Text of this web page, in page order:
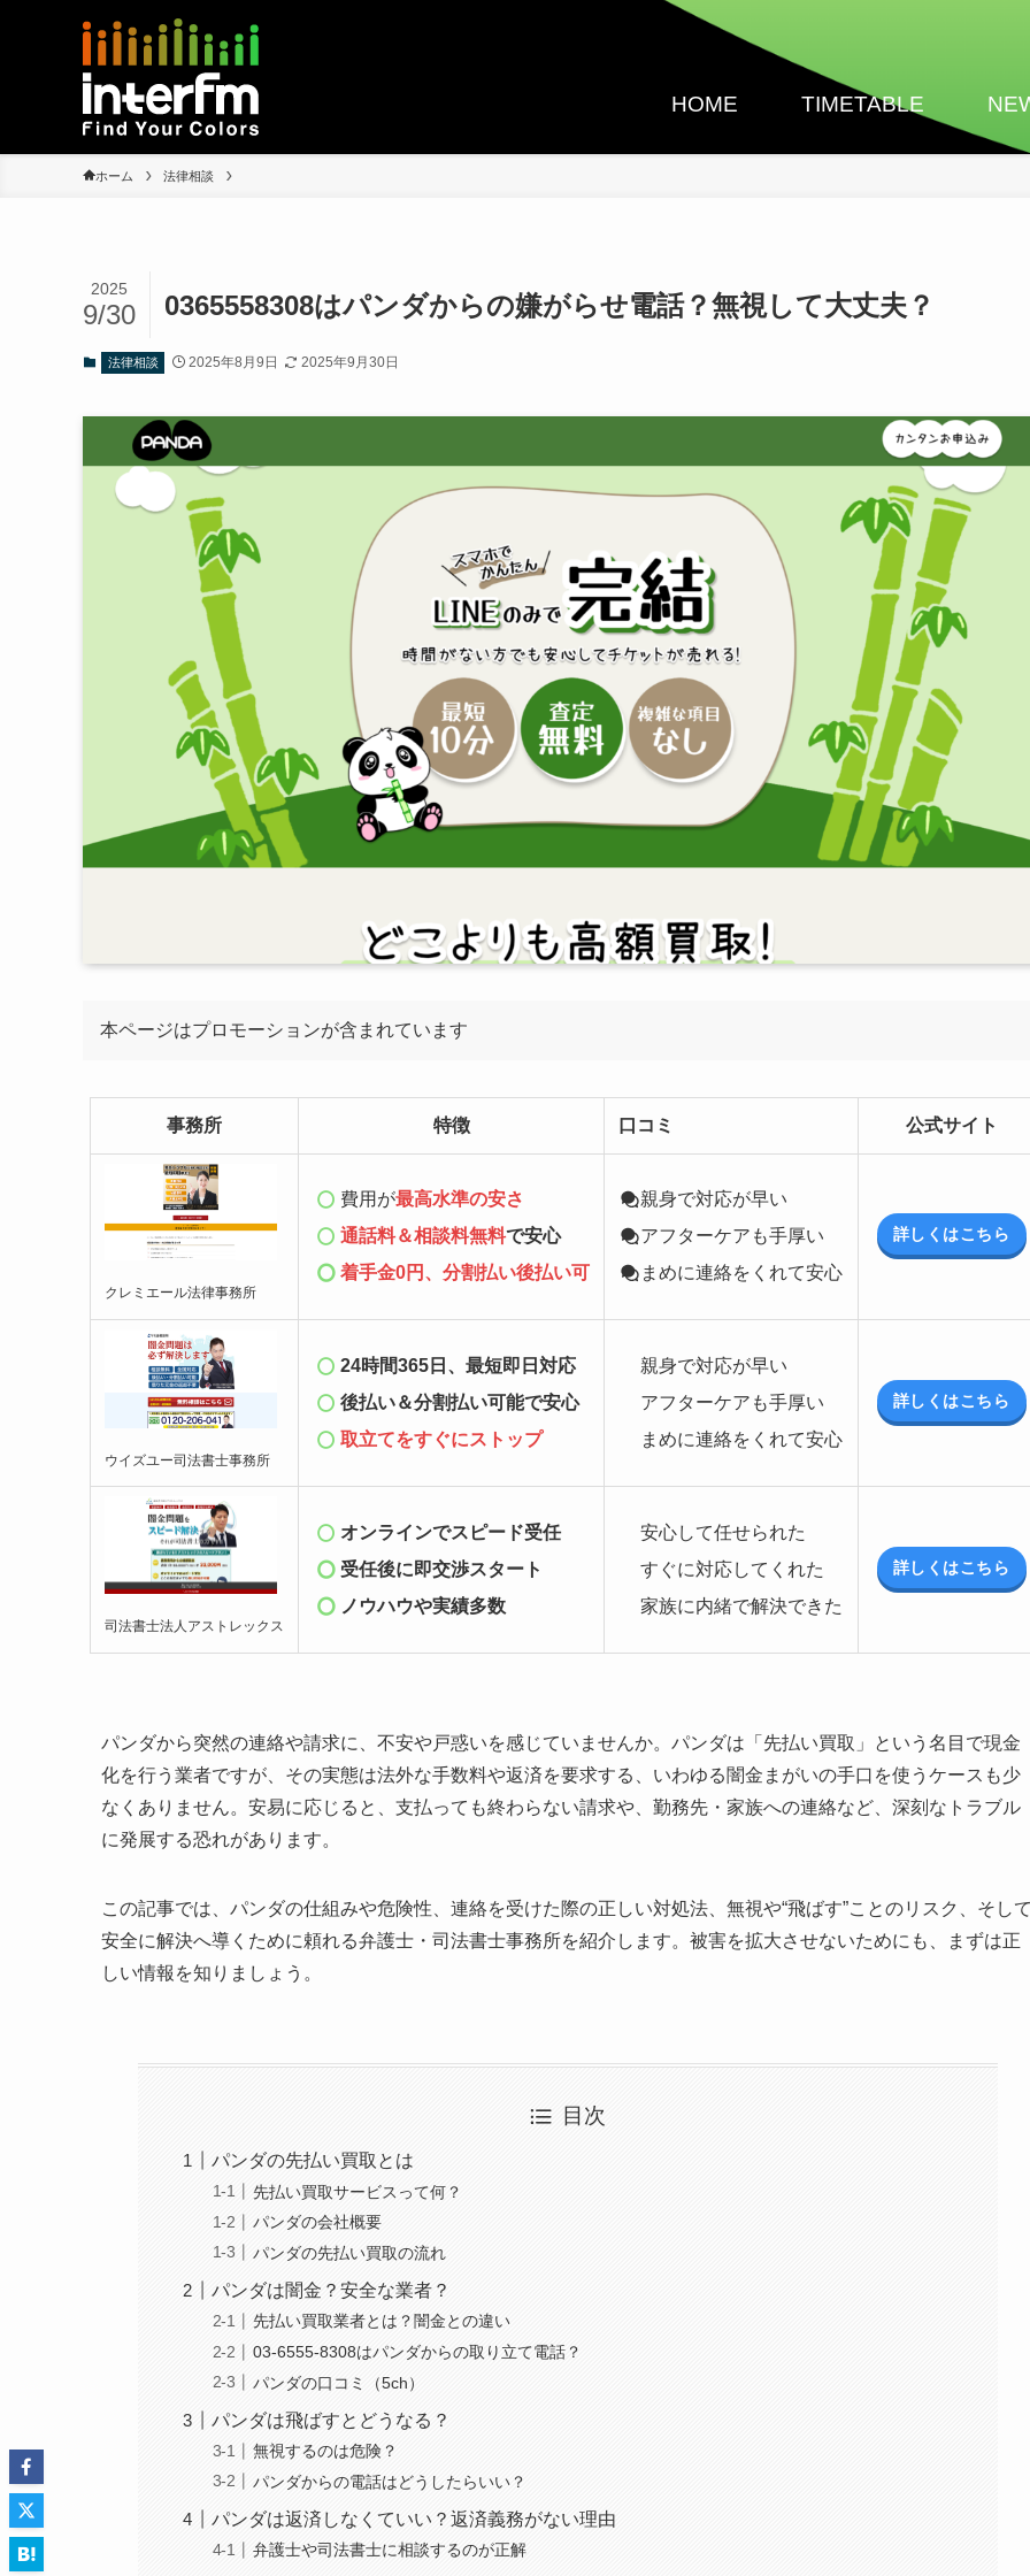
HOME TIMETABLE
ホーム 法律相談
0365558308はパンダからの嫌がらせ電話？無視して大丈夫？
2025
9/30
法律相談 2025年8月9日 2025年9月30日
本ページはプロモーションが含まれています
事務所 特徴 口コミ 公式サイト
クレミエール法律事務所
費用が最高水準の安さ
通話料＆相談料無料で安心
着手金0円、分割払い後払い可
親身で対応が早い
アフターケアも手厚い
まめに連絡をくれて安心
詳しくはこちら
ウイズユー司法書士事務所
24時間365日、最短即日対応
後払い＆分割払い可能で安心
取立てをすぐにストップ
親身で対応が早い
アフターケアも手厚い
まめに連絡をくれて安心
詳しくはこちら
司法書士法人アストレックス
オンラインでスピード受任
受任後に即交渉スタート
ノウハウや実績多数
安心して任せられた
すぐに対応してくれた
家族に内緒で解決できた
詳しくはこちら
パンダから突然の連絡や請求に、不安や戸惑いを感じていませんか。パンダは「先払い買取」という名目で現金
化を行う業者ですが、その実態は法外な手数料や返済を要求する、いわゆる闇金まがいの手口を使うケースも少
なくありません。安易に応じると、支払っても終わらない請求や、勤務先・家族への連絡など、深刻なトラブル
に発展する恐れがあります。
この記事では、パンダの仕組みや危険性、連絡を受けた際の正しい対処法、無視や“飛ばす”ことのリスク、そし
安全に解決へ導くために頼れる弁護士・司法書士事務所を紹介します。被害を拡大させないためにも、まずは正
しい情報を知りましょう。
目次
パンダの先払い買取とは
先払い買取サービスって何？
パンダの会社概要
パンダの先払い買取の流れ
パンダは闇金？安全な業者？
先払い買取業者とは？闇金との違い
03-6555-8308はパンダからの取り立て電話？
パンダの口コミ（5ch）
パンダは飛ばすとどうなる？
無視するのは危険？
パンダからの電話はどうしたらいい？
パンダは返済しなくていい？返済義務がない理由
弁護士や司法書士に相談するのが正解